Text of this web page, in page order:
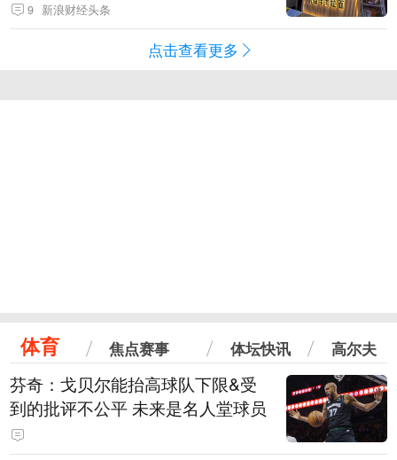
9 新浪财经头条
点击查看更多
体育 焦点赛事 体坛快讯 高尔夫
芬奇：戈贝尔能抬高球队下限&受
到的批评不公平 未来是名人堂球员